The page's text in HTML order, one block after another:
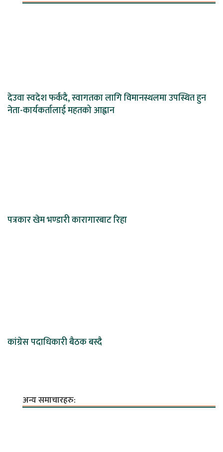
देउवा स्वदेश फर्कंदै, स्वागतका लागि विमानस्थलमा उपस्थित हुन
नेता-कार्यकर्तालाई महतको आह्वान
पत्रकार खेम भण्डारी कारागारबाट रिहा
कांग्रेस पदाधिकारी बैठक बस्दै
अन्य समाचारहरु: